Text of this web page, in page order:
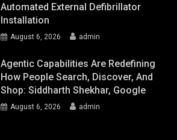
Automated External Defibrillator
Installation
August 6, 2026 admin
Agentic Capabilities Are Redefining
How People Search, Discover, And
Shop: Siddharth Shekhar, Google
August 6, 2026 admin